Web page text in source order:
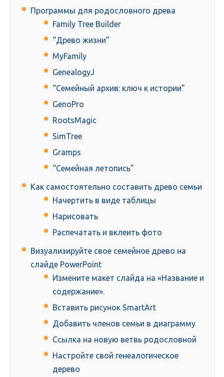
Программы для родословного древа
Family Tree Builder
“Древо жизни”
MyFamily
GenealogyJ
“Семейный архив: ключ к истории”
GenoPro
RootsMagic
SimTree
Gramps
“Семейная летопись”
Как самостоятельно составить древо семьи
Начертить в виде таблицы
Нарисовать
Распечатать и вклеить фото
Визуализируйте свое семейное древо на
слайде PowerPoint
Измените макет слайда на «Название и
содержание».
Вставить рисунок SmartArt
Добавить членов семьи в диаграмму
Ссылка на новую ветвь родословной
Настройте свой генеалогическое
дерево